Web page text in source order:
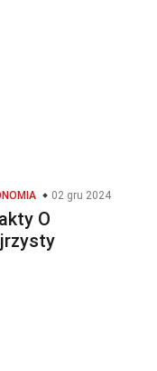
02 gru 2024
O